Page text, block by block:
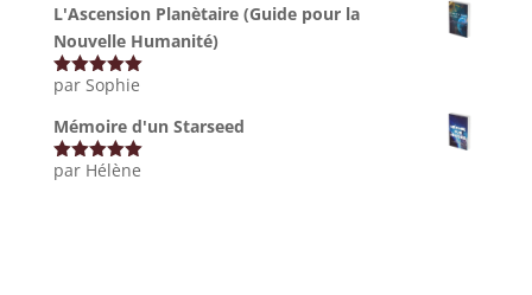
L'Ascension Planètaire (Guide pour la
Nouvelle Humanité)
Note5sur
par Sophie
Mémoire d'un Starseed
Note5sur
par Hélène